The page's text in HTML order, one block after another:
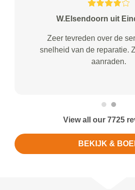
W.Elsendoorn uit
Zeer tevreden over de
snelheid van de reparatie.
aanraden.
View all our 7725
BEKIJK &